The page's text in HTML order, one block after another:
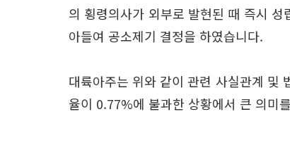
의 횡령의사가 외부로 발현된 때 즉시
아들여 공소제기 결정을 하였습니다.
대륙아주는 위와 같이 관련 사실관계 및
율이 0.77%에 불과한 상황에서 큰 의미